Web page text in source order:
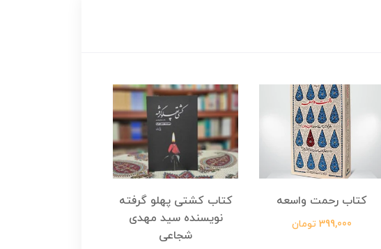
کتاب رحمت واسعه
399,000 تومان
کتاب کشتی پهلو گرفته
نویسنده سید مهدی
شجاعی